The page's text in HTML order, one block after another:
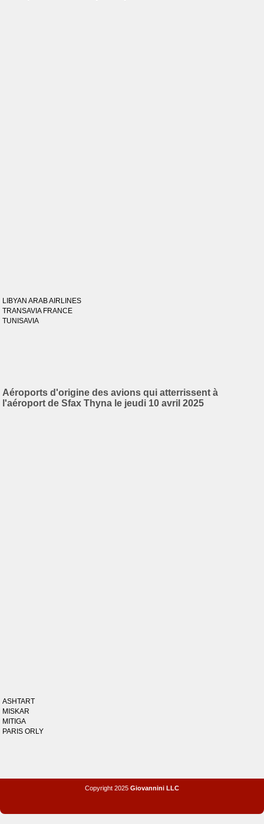
LIBYAN ARAB AIRLINES
TRANSAVIA FRANCE
TUNISAVIA
Aéroports d'origine des avions qui atterrissent à
l'aéroport de Sfax Thyna le jeudi 10 avril 2025
ASHTART
MISKAR
MITIGA
PARIS ORLY
Copyright 2025 Giovannini LLC